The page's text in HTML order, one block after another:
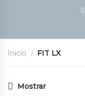
Inicio FIT LX
Mostrar